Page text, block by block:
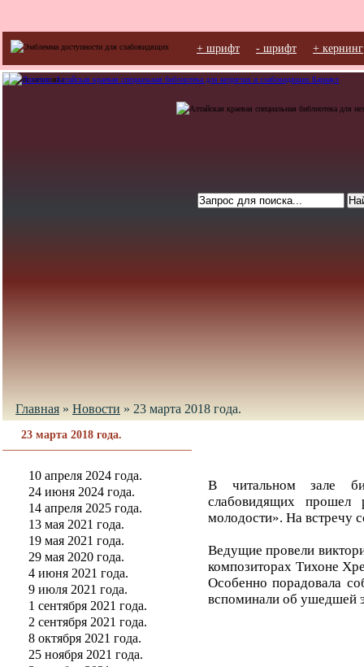
Главная » Новости » 23 марта 2018 года.
+ кернинг
- шрифт
+ шрифт
23 марта 2018 года.
10 апреля 2024 года.
24 июня 2024 года.
14 апреля 2025 года.
13 мая 2021 года.
19 мая 2021 года.
29 мая 2020 года.
4 июня 2021 года.
9 июля 2021 года.
1 сентября 2021 года.
2 сентября 2021 года.
8 октября 2021 года.
25 ноября 2021 года.
В читальном зале
слабовидящих прошел
молодости». На встречу
Ведущие провели
композиторах Тихоне
Особенно порадовала
вспоминали об ушедшей